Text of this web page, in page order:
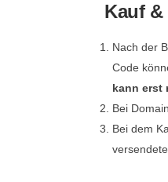
Kauf
Nach der
Code
kann erst
Bei
Bei dem